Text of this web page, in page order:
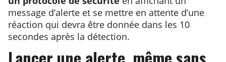
message d’alerte et se mettre en attente d’une
réaction qui devra être donnée dans les 10
secondes après la détection.